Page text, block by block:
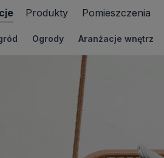
- inspiracje dla twojego domu
Produkty Pomieszczenia
Ogrody Aranżacje wnętrz